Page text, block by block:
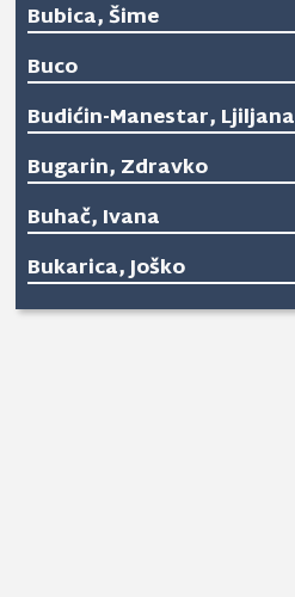
Bubica, Šime
Buco
Budićin-Manestar, Ljiljana
Bugarin, Zdravko
Buhač, Ivana
Bukarica, Joško
Bulešić, Sandi